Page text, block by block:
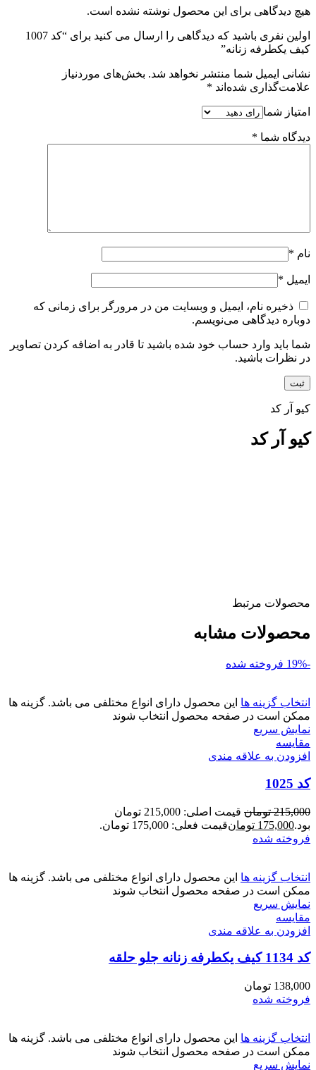
هیچ دیدگاهی برای این محصول نوشته نشده است.
اولین نفری باشید که دیدگاهی را ارسال می کنید برای “کد 1007
کیف یکطرفه زنانه”
نشانی ایمیل شما منتشر نخواهد شد. بخش‌های موردنیاز
علامت‌گذاری شده‌اند *
امتیاز شما
دیدگاه شما *
نام *
ایمیل *
ذخیره نام، ایمیل و وبسایت من در مرورگر برای زمانی که
دوباره دیدگاهی می‌نویسم.
شما باید وارد حساب خود شده باشید تا قادر به اضافه کردن تصاویر
در نظرات باشید.
کیو آر کد
کیو آر کد
محصولات مرتبط
محصولات مشابه
-19% فروخته شده
انتخاب گزینه ها این محصول دارای انواع مختلفی می باشد. گزینه ها
ممکن است در صفحه محصول انتخاب شوند
نمایش سریع
مقايسه
افزودن به علاقه مندی
کد 1025
215,000 تومان
قیمت اصلی: 215,000 تومان
بود.175,000 تومانقیمت فعلی: 175,000 تومان.
فروخته شده
انتخاب گزینه ها این محصول دارای انواع مختلفی می باشد. گزینه ها
ممکن است در صفحه محصول انتخاب شوند
نمایش سریع
مقايسه
افزودن به علاقه مندی
کد 1134 کیف یکطرفه زنانه جلو حلقه
138,000 تومان
فروخته شده
انتخاب گزینه ها این محصول دارای انواع مختلفی می باشد. گزینه ها
ممکن است در صفحه محصول انتخاب شوند
نمایش سریع